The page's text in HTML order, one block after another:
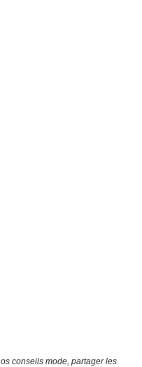
conseils mode, partager les